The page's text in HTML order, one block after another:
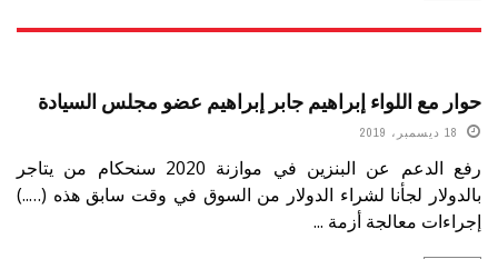
حوارات
حوار مع اللواء إبراهيم جابر إبراهيم عضو مجلس السيادة
18 ديسمبر، 2019
رفع الدعم عن البنزين في موازنة 2020 سنحكام من يتاجر
بالدولار لجأنا لشراء الدولار من السوق في وقت سابق هذه (…..)
إجراءات معالجة أزمة ...